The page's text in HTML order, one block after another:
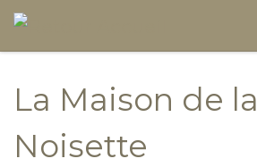
Skip to content
La Maison de la
Noisette